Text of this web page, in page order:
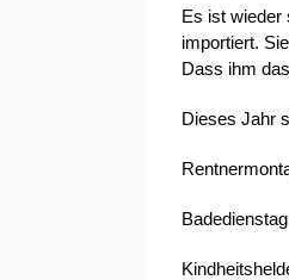
Es ist wieder
importiert.
Dass ihm
Dieses Jahr